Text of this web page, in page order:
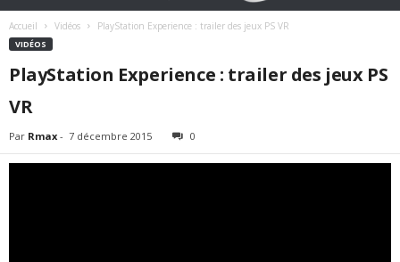
Accueil Vidéos PlayStation Experience : trailer des jeux PS VR
VIDÉOS
PlayStation Experience : trailer des jeux PS
VR
Par Rmax - 7 décembre 2015 0